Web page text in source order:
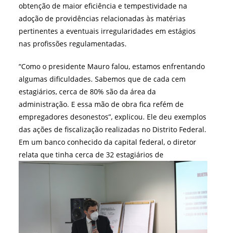
obtenção de maior eficiência e tempestividade na
adoção de providências relacionadas às matérias
pertinentes a eventuais irregularidades em estágios
nas profissões regulamentadas.
“Como o presidente Mauro falou, estamos enfrentando
algumas dificuldades. Sabemos que de cada cem
estagiários, cerca de 80% são da área da
administração. E essa mão de obra fica refém de
empregadores desonestos”, explicou. Ele deu exemplos
das ações de fiscalização realizadas no Distrito Federal.
Em um banco conhecido da capital federal, o diretor
relata que tinha cerca de 32 estagiários de